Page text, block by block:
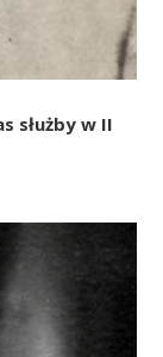
służby w II